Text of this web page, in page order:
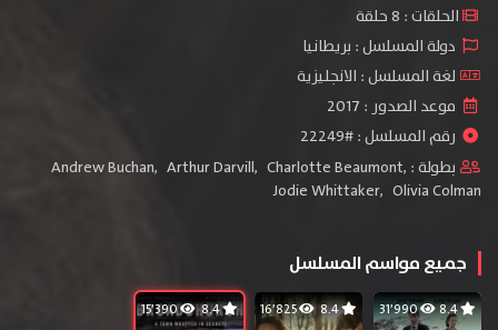
الحلقات : 8 حلقة
دولة المسلسل : بريطانيا
لغة المسلسل : الانجليزية
موعد الصدور : 2017
رقم المسلسل : #22249
بطولة :
Andrew Buchan, Arthur Darvill, Charlotte Beaumont,
Jodie Whittaker, Olivia Colman
جميع مواسم المسلسل
8.4 31٬990 8.4 16٬825 8.4 15٬390